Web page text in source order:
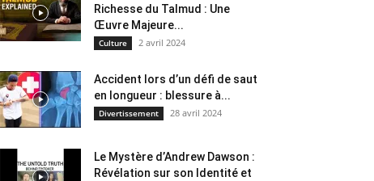
Richesse du Talmud : Une
Œuvre Majeure...
Culture 2 avril 2024
Accident lors d’un défi de saut
en longueur : blessure à...
Divertissement 28 avril 2024
Le Mystère d’Andrew Dawson :
Révélation sur son Identité et